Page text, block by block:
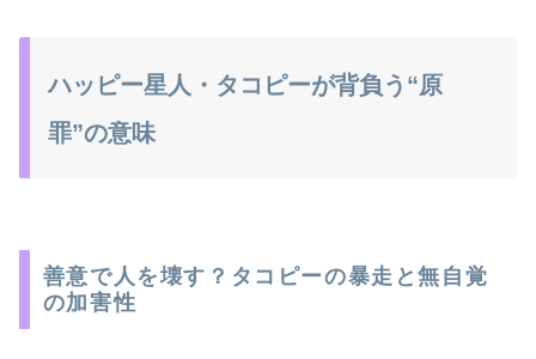
ハッピー星人・タコピーが背負う“原
罪”の意味
善意で人を壊す？タコピーの暴走と無自覚
の加害性